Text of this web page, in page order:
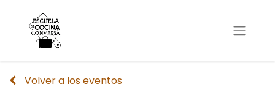
Volver a los eventos